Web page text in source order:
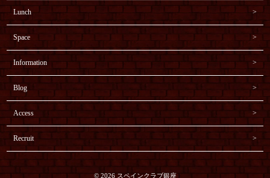
Lunch
Space
Information
Blog
Access
Recruit
© 2026 スペインクラブ銀座